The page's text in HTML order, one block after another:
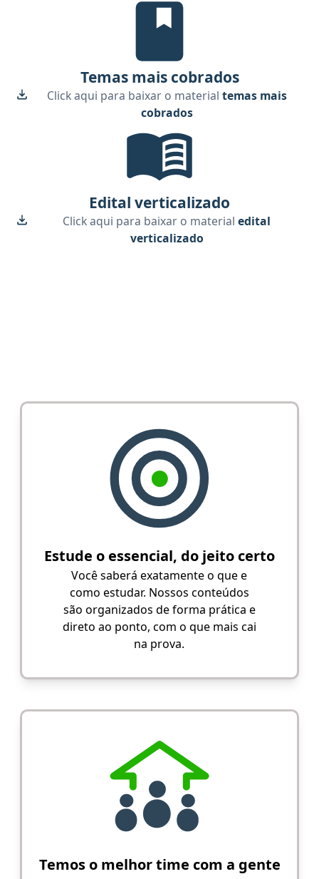
Temas mais cobrados
Click aqui para baixar o material temas mais
cobrados
Edital verticalizado
Click aqui para baixar o materialedital
verticalizado
Estude o essencial, do jeito certo
Você saberá exatamente o que e
como estudar. Nossos conteúdos
são organizados de forma prática e
direto ao ponto, com o que mais cai
na prova.
Temos o melhor time com a gente